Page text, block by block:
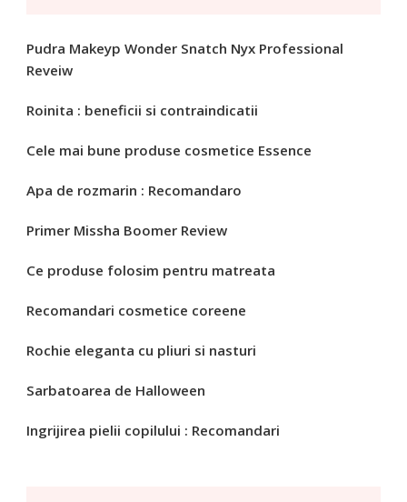
Pudra Makeyp Wonder Snatch Nyx Professional
Reveiw
Roinita : beneficii si contraindicatii
Cele mai bune produse cosmetice Essence
Apa de rozmarin : Recomandaro
Primer Missha Boomer Review
Ce produse folosim pentru matreata
Recomandari cosmetice coreene
Rochie eleganta cu pliuri si nasturi
Sarbatoarea de Halloween
Ingrijirea pielii copilului : Recomandari